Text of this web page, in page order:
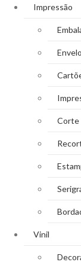
Impressão
Corte
Vinil